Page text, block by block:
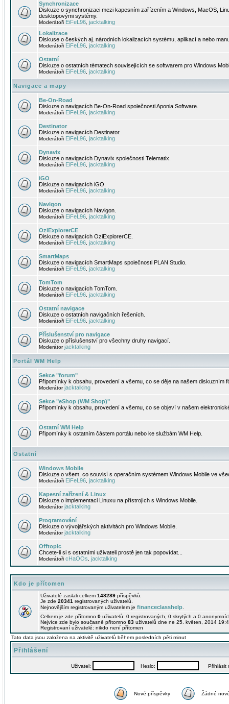
Synchronizace
Diskuze o synchronizaci mezi kapesním zařízením a Windows, MacOS,
desktopovými systémy.
Moderátoři EiFeL96 jacktalking
Lokalizace
Diskuse o českých aj. národních lokalizacích systému, aplikací a nebo
Moderátoři EiFeL96 jacktalking
Ostatní
Diskuze o ostatních tématech souvisejících se softwarem pro Windows
Moderátoři EiFeL96 jacktalking
Navigace a mapy
Be-On-Road
Diskuze o navigacích Be-On-Road společnosti Aponia Software.
Moderátoři EiFeL96 jacktalking
Destinator
Diskuze o navigacích Destinator.
Moderátoři EiFeL96 jacktalking
Dynavix
Diskuze o navigacích Dynavix společnosti Telematix.
Moderátoři EiFeL96 jacktalking
iGO
Diskuze o navigacích iGO.
Moderátoři EiFeL96 jacktalking
Navigon
Diskuze o navigacích Navigon.
Moderátoři EiFeL96 jacktalking
OziExplorerCE
Diskuze o navigacích OziExplorerCE.
Moderátoři EiFeL96 jacktalking
SmartMaps
Diskuze o navigacích SmartMaps společnosti PLAN Studio.
Moderátoři EiFeL96 jacktalking
TomTom
Diskuze o navigacích TomTom.
Moderátoři EiFeL96 jacktalking
Ostatní navigace
Diskuze o ostatních navigačních řešeních.
Moderátoři EiFeL96 jacktalking
Příslušenství pro navigace
Diskuze o příslušenství pro všechny druhy navigací.
Moderátorjacktalking
Portál WM Help
Sekce "forum"
Připomínky k obsahu, provedení a všemu, co se děje na našem diskuzním
Moderátorjacktalking
Sekce "eShop (WM Shop)"
Připomínky k obsahu, provedení a všemu, co se objeví v našem
Ostatní WM Help
Připomínky k ostatním částem portálu nebo ke službám WM Help.
Ostatní
Windows Mobile
Diskuze o všem, co souvisí s operačním systémem Windows Mobile ve
Moderátoři EiFeL96 jacktalking
Kapesní zařízení & Linux
Diskuze o implementaci Linuxu na přístrojích s Windows Mobile.
Moderátorjacktalking
Programování
Diskuze o vývojářských aktivitách pro Windows Mobile.
Moderátorjacktalking
Offtopic
Chcete-li si s ostatními uživateli prostě jen tak popovídat...
Moderátoři cHaOOs jacktalking
Kdo je přítomen
Uživatelé zaslali celkem 148289 příspěvků.
Je zde 20341 registrovaných uživatelů.
Nejnovějším registrovaným uživatelem je financeclasshelp
Celkem je zde přítomno 0 uživatelů: 0 registrovaných, 0 skrytých a 0
Nejvíce zde bylo současně přítomno 83 uživatelů dne ne 25. květen, 2014
Registrovaní uživatelé: nikdo není přítomen
Tato data jsou založena na aktivitě uživatelů během posledních pěti minut
Přihlášení
Uživatel: Heslo: Přihlásit
Nové příspěvky Žádné